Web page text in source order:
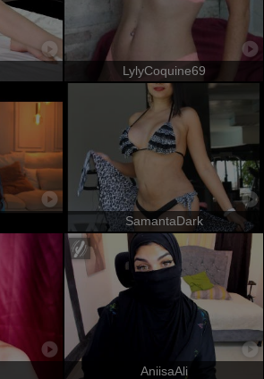
LylyCoquine69
SamantaDark
AniisaAli